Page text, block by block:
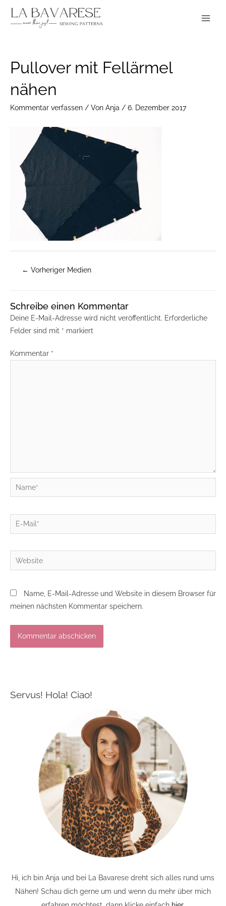
Inhalt
Pullover mit Fellärmel
nähen
Kommentar verfassen / Von Anja / 6. Dezember 2017
navigation
← Vorheriger Medien
Schreibe einen Kommentar
Deine E-Mail-Adresse wird nicht veröffentlicht. Erforderliche
Felder sind mit * markiert
Kommentar *
Name*
E-
Mail*
Website
Name, E-Mail-Adresse und Website in diesem Browser für
meinen nächsten Kommentar speichern.
Servus! Hola! Ciao!
Hi, ich bin Anja und bei La Bavarese dreht sich alles rund ums
Nähen! Schau dich gerne um und wenn du mehr über mich